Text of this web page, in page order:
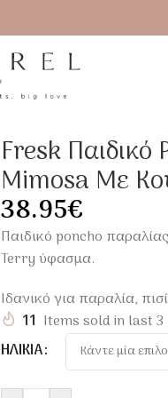
Fresk
Mimosa Με
38.95€
Παιδικό poncho
Terry ύφασμα.
Ιδανικό για παραλία,
11 Items sold in last
ΗΛΙΚΊΑ